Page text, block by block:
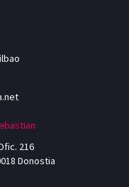
216
Donostia